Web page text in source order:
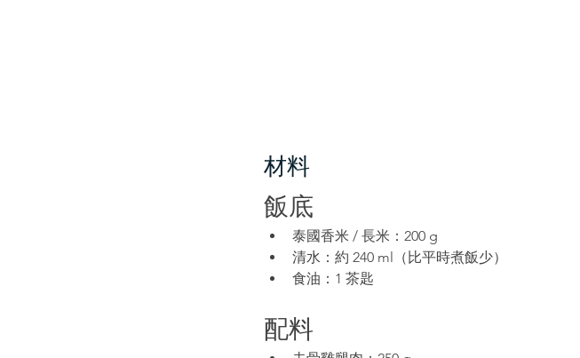
材料
飯底
泰國香米 / 長米：200 g
清水：約 240 ml（比平時煮飯少）
食油：1 茶匙
配料